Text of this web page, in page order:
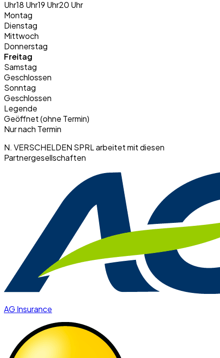
Uhr18 Uhr19 Uhr20 Uhr
Montag
Dienstag
Mittwoch
Donnerstag
Freitag
Samstag
Geschlossen
Sonntag
Geschlossen
Legende
Geöffnet (ohne Termin)
Nur nach Termin
N. VERSCHELDEN SPRL arbeitet mit diesen
Partnergesellschaften
AG Insurance